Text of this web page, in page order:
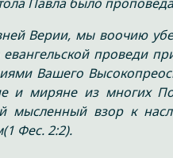
Верии, мы воочию
проведи
Вашего
и миряне из многих
мысленный взор к
Фес. 2:2).